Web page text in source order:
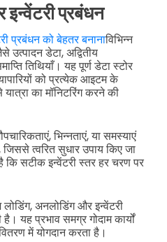
इन्वेंटरी प्रबंधन
प्रबंधन को बेहतर बनानाविभिन्न
डेटा, अद्वितीय
तिथियाँ। यह पूर्ण डेटा स्टोर
को प्रत्येक आइटम के
का मॉनिटरिंग करने की
भिन्नताएं, या समस्याएं
त्वरित सुधार उपाय किए जा
सटीक इन्वेंटरी स्तर हर चरण पर
लोडिंग, अनलोडिंग और इन्वेंटरी
यह प्रभाव समग्र गोदाम कार्यों
में योगदान करता है।